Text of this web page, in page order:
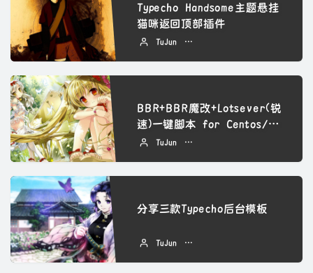
Typecho Handsome主题悬挂
猫咪返回顶部插件
TuJun
BBR+BBR魔改+Lotsever(锐
速)一键脚本 for Centos/D
ebian/Ubuntu
TuJun
分享三款Typecho后台模板
TuJun